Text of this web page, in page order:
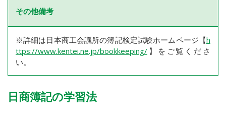
その他備考
※詳細は日本商工会議所の簿記検定試験ホームページ【h
ttps://www.kentei.ne.jp/bookkeeping/ 】をご覧くださ
い。
日商簿記の学習法